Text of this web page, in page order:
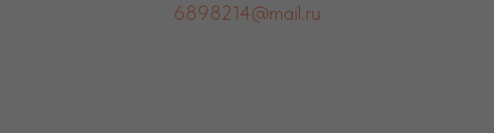
6898214@mail.ru